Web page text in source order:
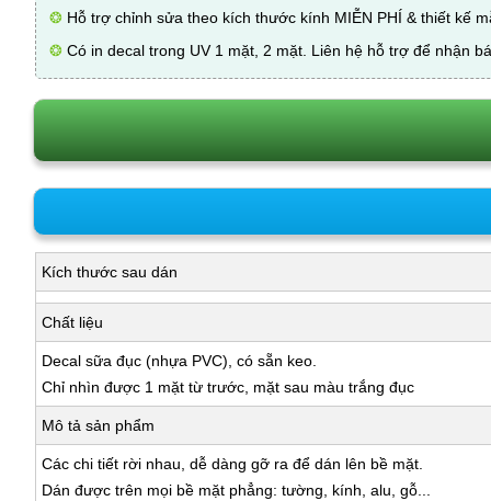
❂ Hỗ trợ chỉnh sửa theo kích thước kính MIỄN PHÍ & thiết kế
❂ Có in decal trong UV 1 mặt, 2 mặt. Liên hệ hỗ trợ để nhận
Kích thước sau dán
Chất liệu
Decal sữa đục (nhựa PVC), có sẵn keo.
Chỉ nhìn được 1 mặt từ trước, mặt sau màu trắng đục
Mô tả sản phẩm
Các chi tiết rời nhau, dễ dàng gỡ ra để dán lên bề mặt.
Dán được trên mọi bề mặt phẳng: tường, kính, alu, gỗ...